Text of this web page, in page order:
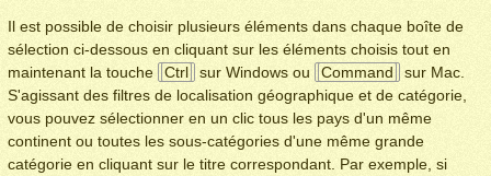
Il est possible de choisir plusieurs éléments dans chaque boîte de
sélection ci-dessous en cliquant sur les éléments choisis tout en
maintenant la touche
Ctrl sur Windows ou Command
sur Mac.
S'agissant des filtres de localisation géographique et de catégorie,
vous pouvez sélectionner en un clic tous les pays d'un même
continent ou toutes les sous-catégories d'une même grande
catégorie en cliquant sur le titre correspondant. Par exemple, si